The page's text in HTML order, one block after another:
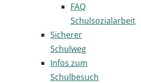
FAQ
Schulsozialarbeit
Sicherer
Schulweg
Infos zum
Schulbesuch